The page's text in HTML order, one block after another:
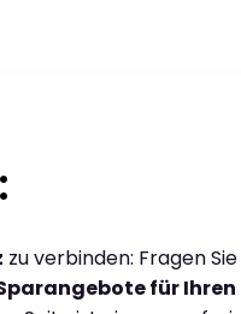
zu verbinden: Fragen Sie
für Ihren